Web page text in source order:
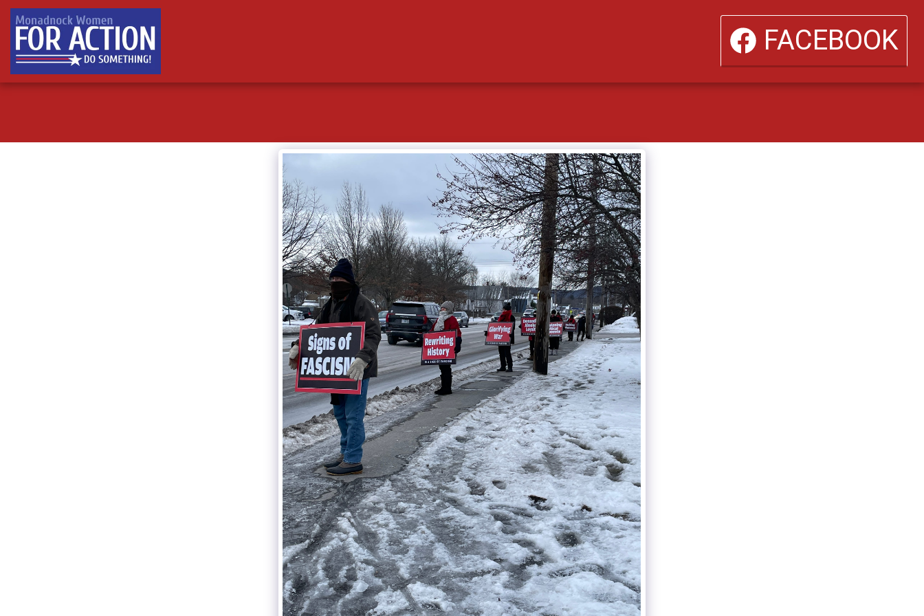
FACEBOOK